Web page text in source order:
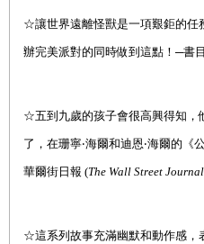
☆讓世界遠離怪獸是一項艱鉅的
辦完美派對的同時做到這點！ ─書
☆五到九歲的孩子會很高興得知
了，在珊寧‧海爾和迪恩‧海爾的《
華爾街日報 (The Wall Street Journal
☆這系列故事充滿幽默和動作感，